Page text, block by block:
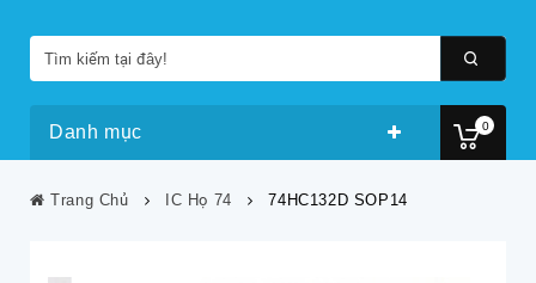
0
Danh mục
Trang Chủ IC Họ 74 74HC132D SOP14